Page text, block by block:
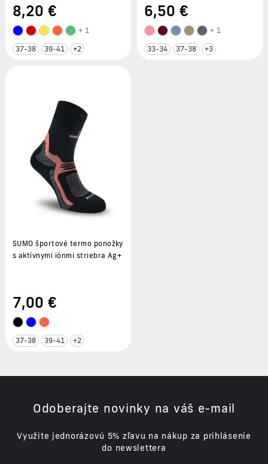
8,20 €
+ 1
37-38 39-41 +2
6,50 €
+ 1
33-34 37-38 +3
SUMO športové termo ponožky
s aktívnymi iónmi striebra Ag+
7,00 €
37-38 39-41 +2
Odoberajte novinky na váš e-mail
Využite jednorázovú 5% zľavu na nákup za prihlásenie
do newslettera